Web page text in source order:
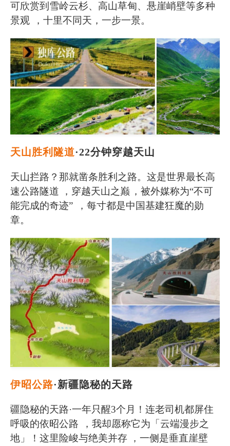
可欣赏到雪岭云杉、高山草甸、悬崖峭壁等多种
景观
，十里不同天，一步一景。
天山胜利隧道·22分钟穿越天山
天山拦路？那就凿条胜利之路。这是世界最长高
速公路隧道 ，穿越天山之巅 ，被外媒称为“不可
能完成的奇迹”
，每寸都是中国基建狂魔的勋
章。
伊昭公路·新疆隐秘的天路
疆隐秘的天路·一年只醒3个月！连老司机都屏住
呼吸的依昭公路
，我却愿称它为「云端漫步之
地」！这里险峻与绝美并存 ，一侧是垂直崖壁